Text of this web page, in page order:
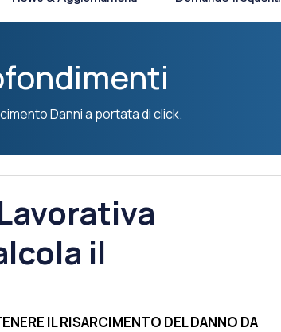
Danni a portata di click.
il
IL RISARCIMENTO DEL DANNO DA